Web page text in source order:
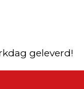
geleverd!